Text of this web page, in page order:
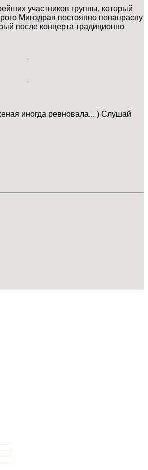
участников группы, который
Минздрав постоянно понапрасну
после концерта традиционно
иногда ревновала... ) Слушай